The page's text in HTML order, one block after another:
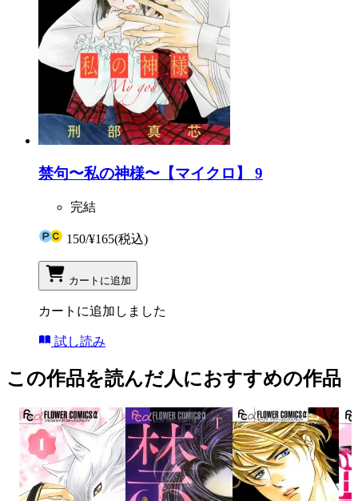
禁句〜私の神様〜【マイクロ】 9
完結
150/¥165(税込)
カートに追加
カートに追加しました
試し読み
この作品を読んだ人におすすめの作品